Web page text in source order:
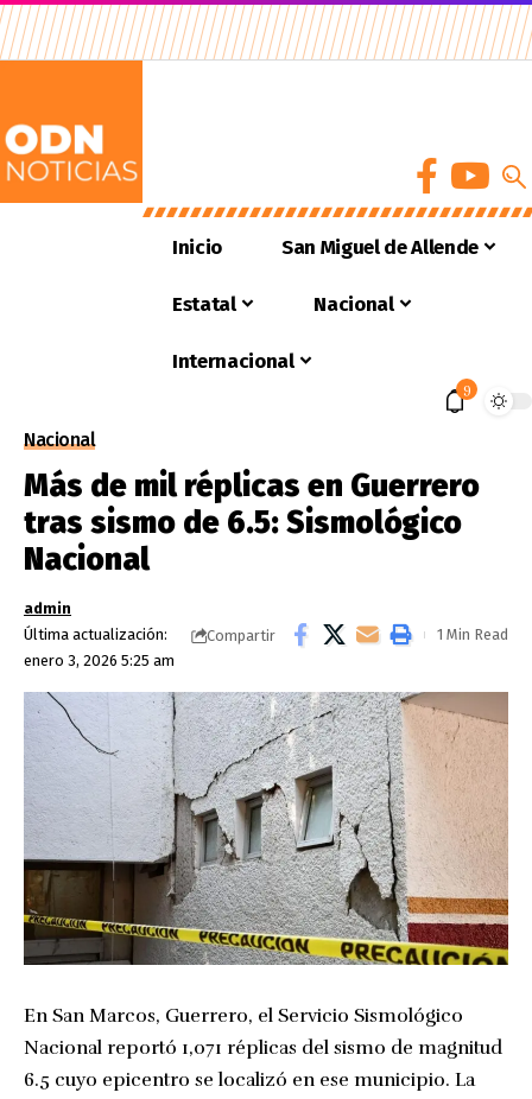
Inicio San Miguel de Allende
Estatal Nacional
Internacional
9
Nacional
Más de mil réplicas en Guerrero
tras sismo de 6.5: Sismológico
Nacional
Última actualización:
enero 3, 2026 5:25 am
admin
Compartir
1 Min Read
En San Marcos, Guerrero, el Servicio Sismológico
Nacional reportó 1,071 réplicas del sismo de magnitud
6.5 cuyo epicentro se localizó en ese municipio. La